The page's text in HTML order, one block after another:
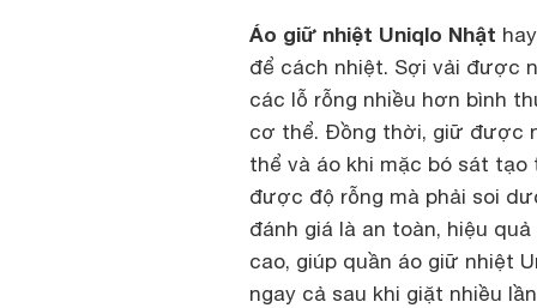
Áo giữ nhiệt Uniqlo Nhật
để cách nhiệt. Sợi vải được
các lỗ rỗng nhiều hơn bình
cơ thể. Đồng thời, giữ được
thể và áo khi mặc bó sát
được độ rỗng mà phải soi
đánh giá là an toàn, hiệu
cao, giúp quần áo giữ nhiệt
ngay cả sau khi giặt nhiều